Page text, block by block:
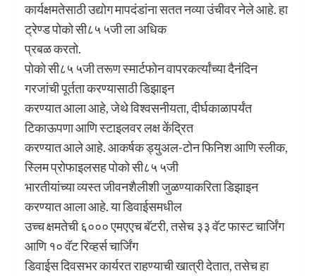
कार्यक्षमतेसाठी उद्योग मापदंडांना सतत नव्‍या उंचीवर नेले आहे. हा
ट्रेण्‍ड पोको सी८५ ५जी ला अधिक
प्रबळ करतो.
पोको सी८५ ५जी तरूण स्‍मार्टफोन वापरकर्त्‍यांच्‍या दैनंदिन
गरजांची पूर्तता करण्‍यासाठी डिझाइन
करण्‍यात आला आहे, जेथे विश्वसनीयता, दीर्घकाळापर्यंत
टिकाऊपणा आणि स्‍टाइलवर लक्ष केंद्रित
करण्‍यात आले आहे. आकर्षक ड्युअल-टोन फिनिश आणि स्‍लीक,
स्लिम प्रोफाइलसह पोको सी८५ ५जी
भारतीयांच्‍या व्‍यस्‍त जीवनशैलीशी जुळण्‍याकरिता डिझाइन
करण्‍यात आला आहे. या डिवाईसमधील
उच्‍च क्षमतेची ६००० एमएएच बॅटरी, तसेच ३३ वॅट फास्‍ट चार्जिंग
आणि १० वॅट रिव्‍हर्स चार्जिंग
डिवाईस दिवसभर कार्यरत राहण्‍याची खात्री देतात, तसेच हा